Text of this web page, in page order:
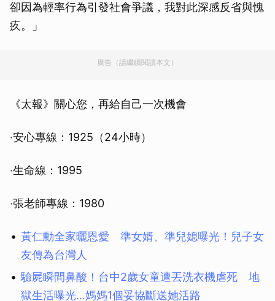
卻因為輕率行為引發社會爭議，我對此深感反省與愧
疚。」
廣告（請繼續閱讀本文）
《太報》關心您，再給自己一次機會
‧安心專線：1925（24小時）
‧生命線：1995
‧張老師專線：1980
黃仁勳全家曬恩愛 準女婿、準兒媳曝光！兒子女
友傳為台灣人
驗屍瞬間鼻酸！台中2歲女童遭丟洗衣機虐死 地
獄生活曝光…媽媽1個妥協斷送她活路